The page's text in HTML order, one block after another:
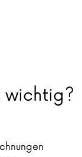
wichtig?